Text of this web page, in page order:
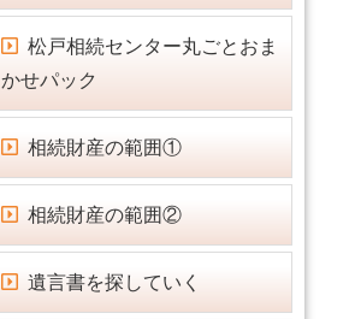
松戸相続センター丸ごとおま
かせパック
相続財産の範囲①
相続財産の範囲②
遺言書を探していく